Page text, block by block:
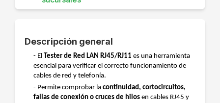
Descripción general
- El Tester de Red LAN RJ45/RJ11 es una herramienta
esencial para verificar el correcto funcionamiento de
cables de red y telefonía.
- Permite comprobar la continuidad, cortocircuitos,
fallas de conexión o cruces de hilos en cables RJ45 y